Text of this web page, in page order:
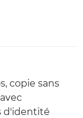
copie sans
d'identité